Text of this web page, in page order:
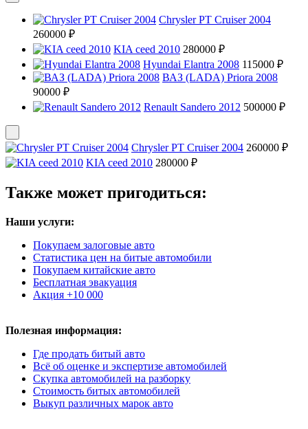
Chrysler PT Cruiser 2004
260000 ₽
KIA ceed 2010 280000 ₽
Hyundai Elantra 2008 115000 ₽
ВАЗ (LADA) Priora 2008
90000 ₽
Renault Sandero 2012 500000 ₽
Chrysler PT Cruiser 2004 260000 ₽
KIA ceed 2010 280000 ₽
Также может пригодиться:
Наши услуги:
Покупаем залоговые авто
Статистика цен на битые автомобили
Покупаем китайские авто
Бесплатная эвакуация
Акция +10 000
Полезная информация:
Где продать битый авто
Всё об оценке и экспертизе автомобилей
Скупка автомобилей на разборку
Стоимость битых автомобилей
Выкуп различных марок авто